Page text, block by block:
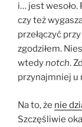
i… jest
czy też
przełączyć
zgodziłem.
wtedynotch.
przynajmniej u
Na to, że nie
Szczęśliwie